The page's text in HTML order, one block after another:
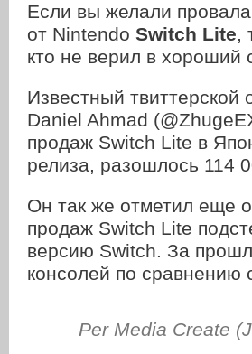
Если вы желали
от Nintendo Switch Lite,
кто не верил в хороший
Известный твиттерской
Daniel Ahmad
продаж Switch Lite в
релиза, разошлось 114
Он так же отметил еще
продаж Switch Lite
версию Switch. За
консолей по сравнению
Per Media Create